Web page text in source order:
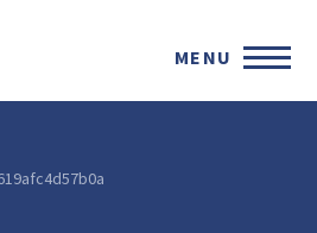
MENU